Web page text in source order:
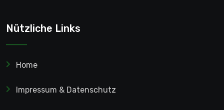
Nützliche Links
Home
Impressum & Datenschutz